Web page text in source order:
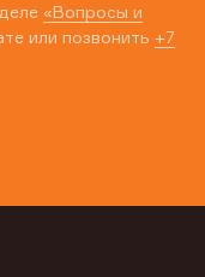
«Вопросы и
или позвонить +7